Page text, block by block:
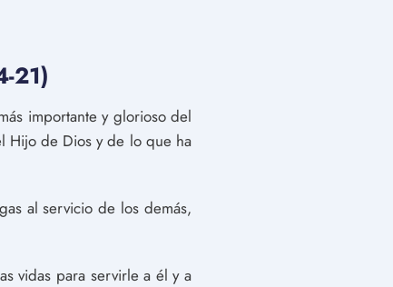
21)
importante y glorioso del
Hijo de Dios y de lo que ha
al servicio de los demás,
vidas para servirle a él y a